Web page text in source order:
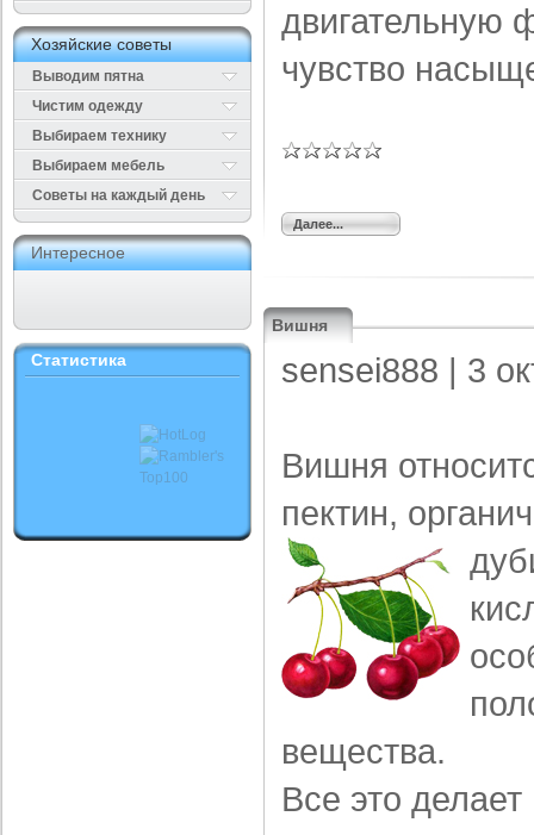
Хозяйские советы
Выводим пятна
Чистим одежду
Выбираем технику
Выбираем мебель
Cоветы на каждый день
Интересное
Статистика
двигательную
чувство
Далее...
Вишня
sensei888 | 3
Вишня
пектин,
вещества.
Все это